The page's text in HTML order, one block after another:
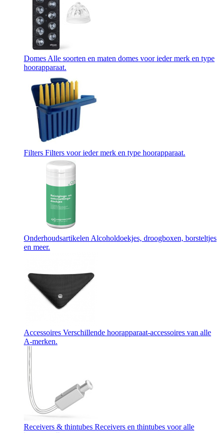
Domes Alle soorten en maten domes voor ieder merk en type
hoorapparaat.
Filters Filters voor ieder merk en type hoorapparaat.
Onderhoudsartikelen Alcoholdoekjes, droogboxen, borsteltjes
en meer.
Accessoires Verschillende hoorapparaat-accessoires van alle
A-merken.
Receivers & thintubes Receivers en thintubes voor alle